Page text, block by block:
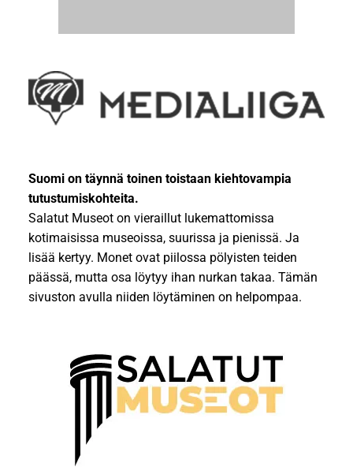
Suomi on täynnä toinen toistaan kiehtovampia
tutustumiskohteita.
Salatut Museot on vieraillut lukemattomissa
kotimaisissa museoissa, suurissa ja pienissä. Ja
lisää kertyy. Monet ovat piilossa pölyisten teiden
päässä, mutta osa löytyy ihan nurkan takaa. Tämän
sivuston avulla niiden löytäminen on helpompaa.